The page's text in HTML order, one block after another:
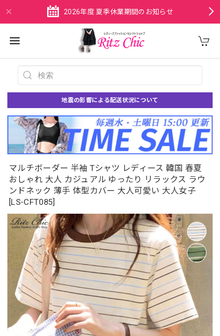
2026年度 夏季休業期間のお知らせ
地震の影響による配送状況について
マルチボーダー 半袖 Tシャツ レディース 韓国 春夏
おしゃれ 大人 カジュアル ゆったり リラックス ラウ
ンドネック 薄手 体型カバー 大人可愛い 大人女子
[LS-CFT085]